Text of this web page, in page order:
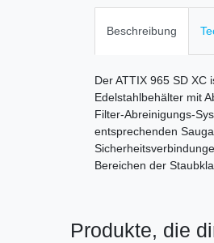
Beschreibung
Der ATTIX 965 SD
Edelstahlbehälter mit
Filter-Abreinigungs-
entsprechenden
Bereichen der
Produkte, die